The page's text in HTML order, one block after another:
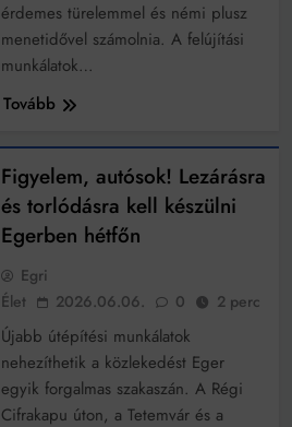
érdemes türelemmel és némi plusz
menetidővel számolnia. A felújítási
munkálatok…
Tovább
Figyelem, autósok! Lezárásra
és torlódásra kell készülni
Egerben hétfőn
Egri
Élet
2026.06.06. 0 2 perc
Újabb útépítési munkálatok
nehezíthetik a közlekedést Eger
egyik forgalmas szakaszán. A Régi
Cifrakapu úton, a Tetemvár és a